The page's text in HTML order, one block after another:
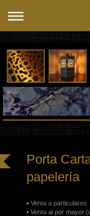
Porta
papelería
• Venta a particulares
• Venta al por mayor